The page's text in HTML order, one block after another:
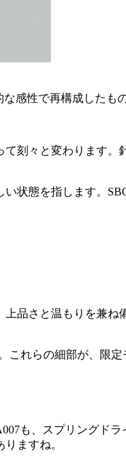
感性で再構成したも
刻々と変わります。
状態を指します。
品さと温もりを兼ね
れらの細部が、限
も、スプリングド
ますね。